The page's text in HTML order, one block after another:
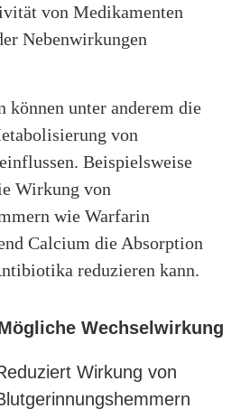
von Medikamenten
Nebenwirkungen
können unter anderem die
von
Beispielsweise
Wirkung von
wie Warfarin
Calcium die Absorption
reduzieren kann.
Wechselwirkung
Wirkung von